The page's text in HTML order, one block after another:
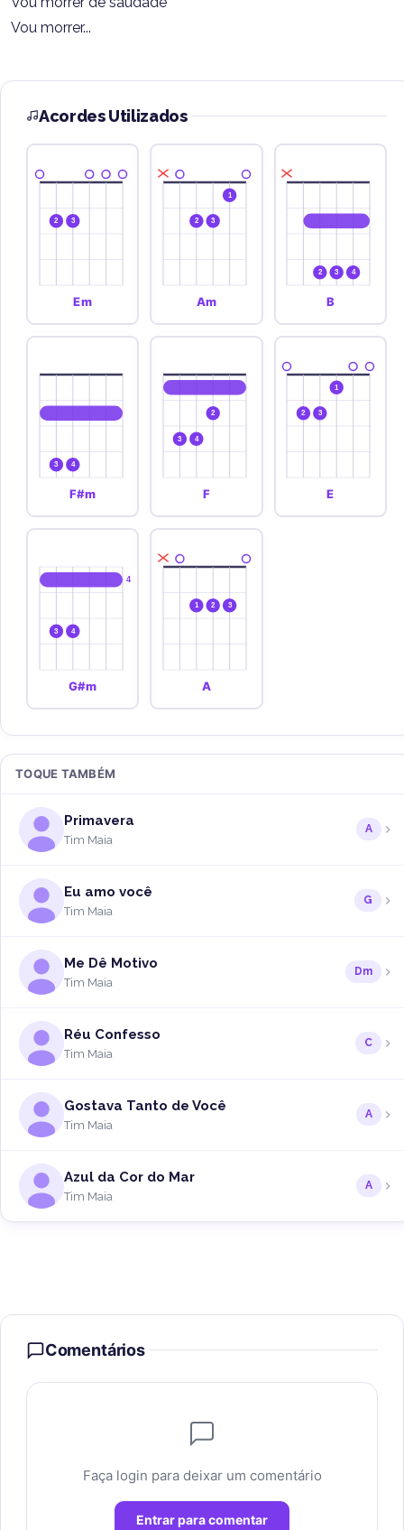
Vou morrer...
Acordes Utilizados
2 3
Em
2 3
1
Am
2 3 4
B
3 4
F#m
3 4
2
F
2 3
1
E
4
3 4
G#m
1 2 3
A
TOQUE TAMBÉM
Primavera
Tim Maia
A
Eu amo você
Tim Maia
G
Me Dê Motivo
Tim Maia
Dm
Réu Confesso
Tim Maia
C
Gostava Tanto de Você
Tim Maia
A
Azul da Cor do Mar
Tim Maia
A
Comentários
Faça login para deixar um comentário
Entrar para comentar